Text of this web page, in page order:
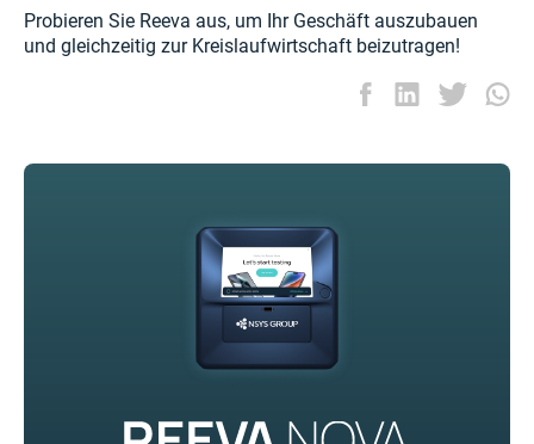
Probieren Sie Reeva aus, um Ihr Geschäft auszubauen
und gleichzeitig zur Kreislaufwirtschaft beizutragen!